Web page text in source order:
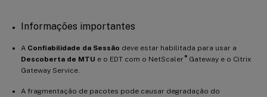
Informações importantes
A Confiabilidade da Sessão deve estar habilitada para usar a
Descoberta de MTU e o EDT com o NetScaler ®Gateway e o Citrix
Gateway Service.
A fragmentação de pacotes pode causar degradação do